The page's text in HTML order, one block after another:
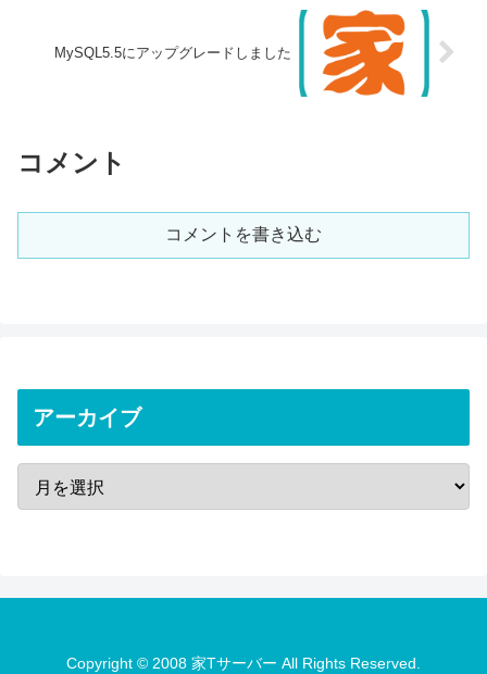
MySQL5.5にアップグレードしました
コメント
コメントを書き込む
アーカイブ
Copyright © 2008 家Tサーバー All Rights Reserved.